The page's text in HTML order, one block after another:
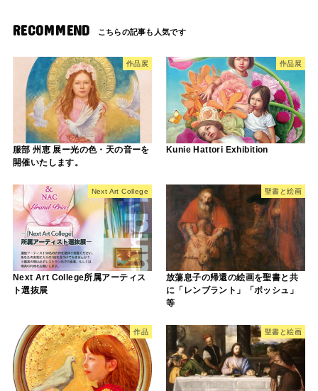
RECOMMEND
作品展
服部 州恵 展ー光の色・天の音ーを
開催いたします。
作品展
Kunie Hattori Exhibition
Next Art College
Next Art College所属アーティス
ト選抜展
聖書と絵画
放蕩息子の帰還の絵画を聖書と共
に「レンブラント」「ボッシュ」
等
作品 聖書と絵画